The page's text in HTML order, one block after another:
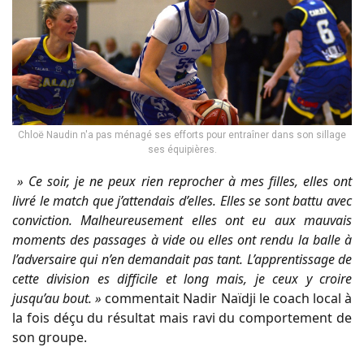
Chloë Naudin n'a pas ménagé ses efforts pour entraîner dans son sillage
ses équipières.
» Ce soir, je ne peux rien reprocher à mes filles, elles ont
livré le match que j’attendais d’elles. Elles se sont battu avec
conviction. Malheureusement elles ont eu aux mauvais
moments des passages à vide ou elles ont rendu la balle à
l’adversaire qui n’en demandait pas tant. L’apprentissage de
cette division es difficile et long mais, je ceux y croire
jusqu’au bout. »commentait Nadir Naïdji le coach local à
la fois déçu du résultat mais ravi du comportement de
son groupe.